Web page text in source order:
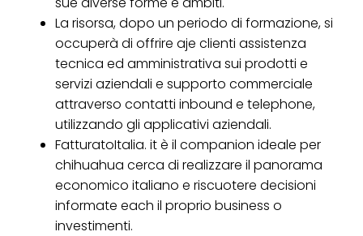
La risorsa, dopo un periodo di formazione, si
occuperà di offrire aje clienti assistenza
tecnica ed amministrativa sui prodotti e
servizi aziendali e supporto commerciale
attraverso contatti inbound e telephone,
utilizzando gli applicativi aziendali.
FatturatoItalia. it è il companion ideale per
chihuahua cerca di realizzare il panorama
economico italiano e riscuotere decisioni
informate each il proprio business o
investimenti.